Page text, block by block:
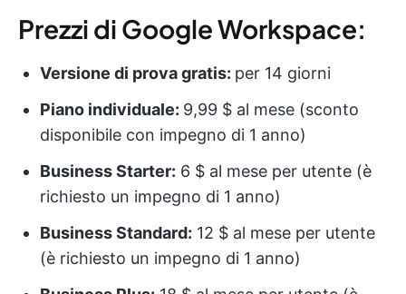
Prezzi di Google Workspace:
Versione di prova gratis: per 14 giorni
Piano individuale: 9,99 $ al mese (sconto
disponibile con impegno di 1 anno)
Business Starter: 6 $ al mese per utente (è
richiesto un impegno di 1 anno)
Business Standard: 12 $ al mese per utente
(è richiesto un impegno di 1 anno)